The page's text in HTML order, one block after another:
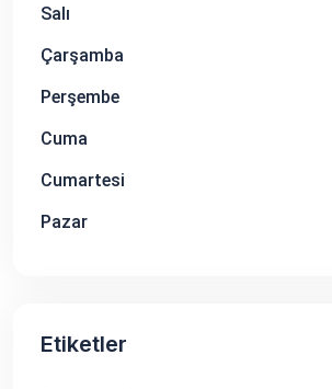
Salı
Çarşamba
Perşembe
Cuma
Cumartesi
Pazar
Etiketler